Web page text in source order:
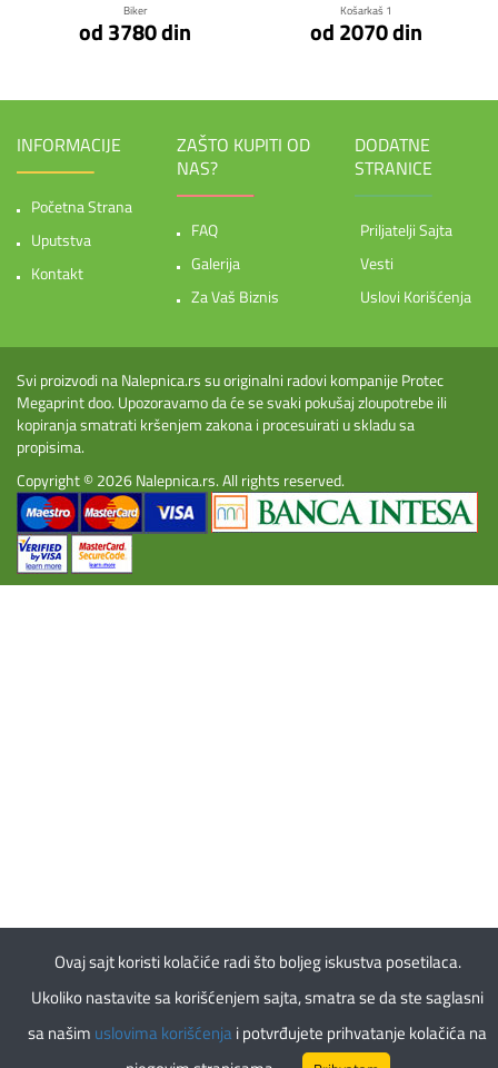
Biker
od 3780 din
Košarkaš 1
od 2070 din
INFORMACIJE
Početna Strana
Uputstva
Kontakt
ZAŠTO KUPITI OD
NAS?
FAQ
Galerija
Za Vaš Biznis
DODATNE
STRANICE
Priljatelji Sajta
Vesti
Uslovi Korišćenja
Svi proizvodi na Nalepnica.rs su originalni radovi kompanije Protec
Megaprint doo. Upozoravamo da će se svaki pokušaj zloupotrebe ili
kopiranja smatrati kršenjem zakona i procesuirati u skladu sa
propisima.
Copyright © 2026Nalepnica.rs. All rights reserved.
Ovaj sajt koristi kolačiće radi što boljeg iskustva posetilaca.
Ukoliko nastavite sa korišćenjem sajta, smatra se da ste saglasni
sa našim uslovima korišćenja i potvrđujete prihvatanje kolačića na